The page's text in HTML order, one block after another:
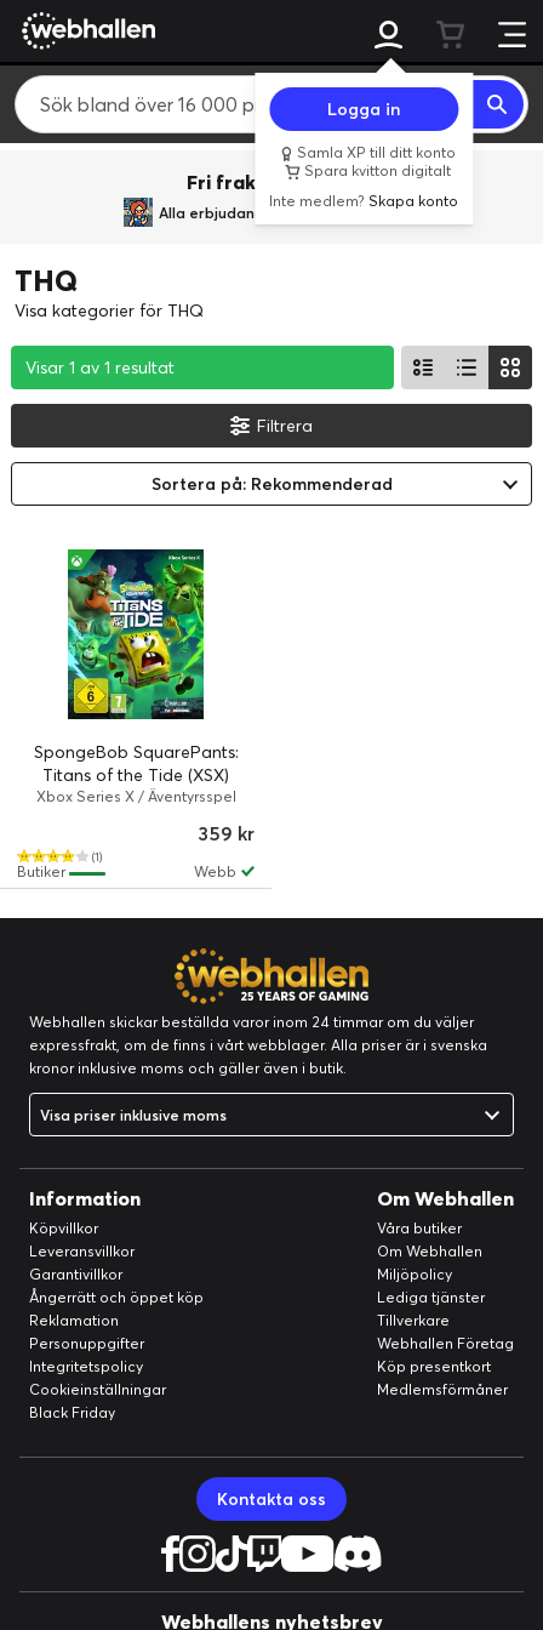
Logga in
Samla XP till ditt konto
Spara kvitton digitalt
Inte medlem?Skapa konto
Fri frakt över 800 kr.
Alla erbjudanden frånBACK TO REALITY
THQ
Visa kategorier för THQ
Visar 1 av 1 resultat
Visar 1 av 1 resultat
Visar 1 av 1 resultat
Filtrera
Sortera på: Rekommenderad
SpongeBob SquarePants:
Titans of the Tide (XSX)
Xbox Series X / Äventyrsspel
(1)
359 kr
Webb
Butiker
Webhallen skickar beställda varor inom 24 timmar om du väljer
expressfrakt, om de finns i vårt webblager. Alla priser är i svenska
kronor inklusive moms och gäller även i butik.
Visa priser inklusive moms
Information
Köpvillkor
Leveransvillkor
Garantivillkor
Ångerrätt och öppet köp
Reklamation
Personuppgifter
Integritetspolicy
Cookieinställningar
Black Friday
Om Webhallen
Våra butiker
Om Webhallen
Miljöpolicy
Lediga tjänster
Tillverkare
Webhallen Företag
Köp presentkort
Medlemsförmåner
Kontakta oss
Webhallens nyhetsbrev